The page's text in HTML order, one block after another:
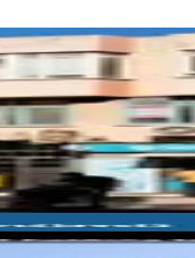
15 Ayrı Tapu